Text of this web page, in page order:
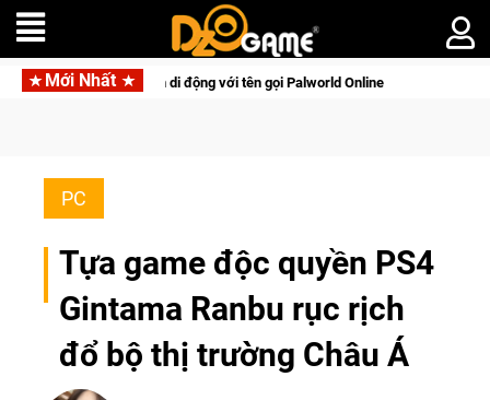
Mới Nhất
sinh tồn lên di động với tên gọi Palworld Online
PC
Tựa game độc quyền PS4
Gintama Ranbu rục rịch
đổ bộ thị trường Châu Á